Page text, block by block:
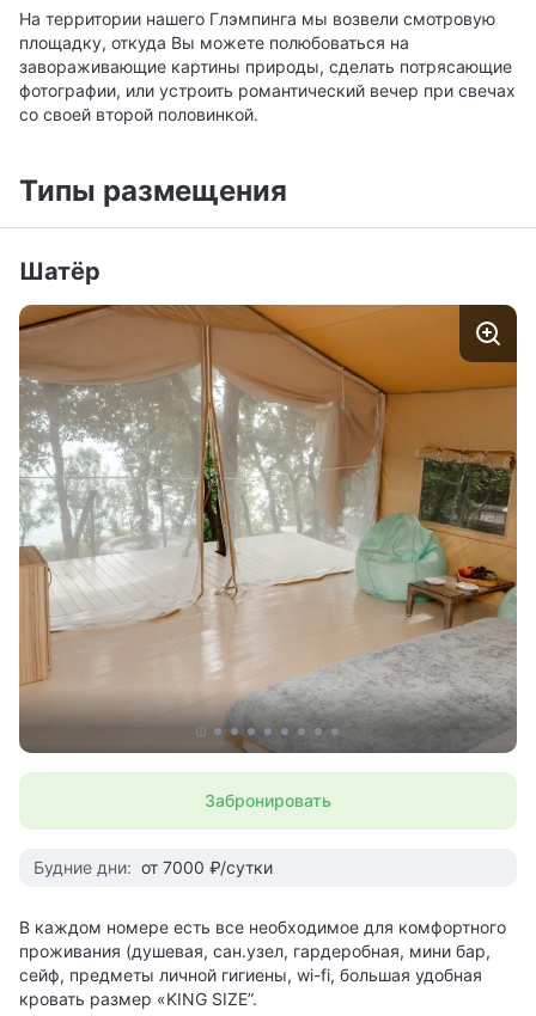
На территории нашего Глэмпинга мы возвели смотровую
площадку, откуда Вы можете полюбоваться на
завораживающие картины природы, сделать потрясающие
фотографии, или устроить романтический вечер при свечах
со своей второй половинкой.
Типы размещения
Шатёр
Забронировать
Будние дни: от 7000 ₽/сутки
В каждом номере есть все необходимое для комфортного
проживания (душевая, сан.узел, гардеробная, мини бар,
сейф, предметы личной гигиены, wi-fi, большая удобная
кровать размер «KING SIZE”.